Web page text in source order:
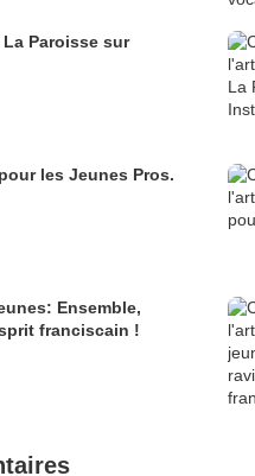
Paroisse sur
les Jeunes Pros.
Ensemble,
franciscain !